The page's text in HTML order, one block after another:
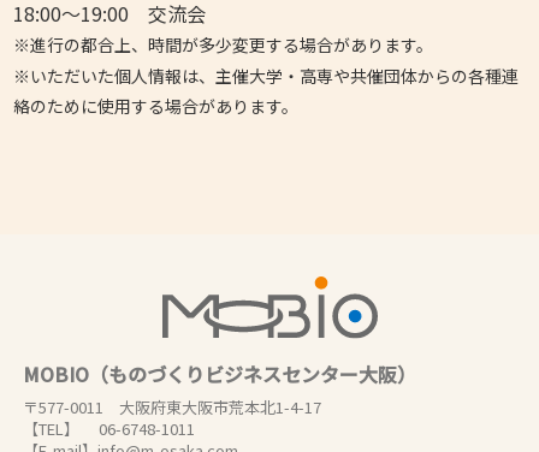
18:00～19:00 交流会
※進行の都合上、時間が多少変更する場合があります。
※いただいた個人情報は、主催大学・高専や共催団体からの各種連
絡のために使用する場合があります。
MOBIO（ものづくりビジネスセンター大阪）
〒577-0011 大阪府東大阪市荒本北1-4-17
【TEL】 06-6748-1011